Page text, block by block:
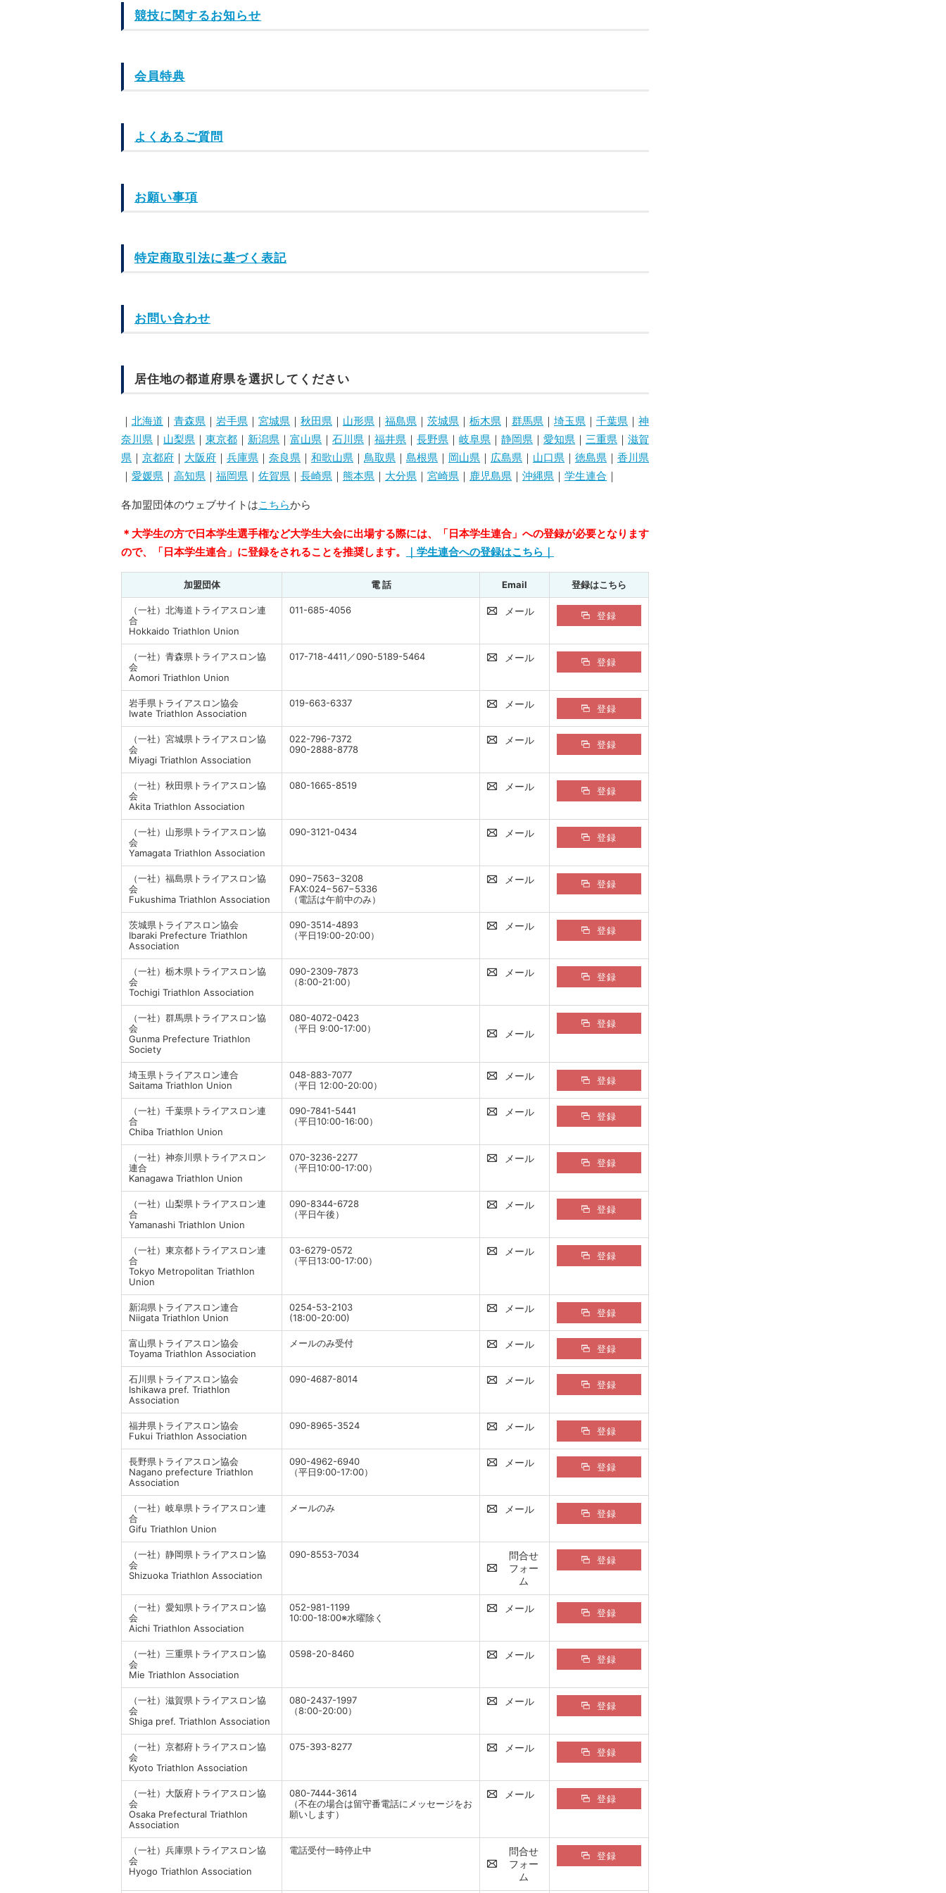
競技に関するお知らせ
会員特典
よくあるご質問
お願い事項
特定商取引法に基づく表記
お問い合わせ
居住地の都道府県を選択してください
｜ 北海道 ｜ 青森県 ｜ 岩手県 ｜ 宮城県 ｜ 秋田県 ｜ 山形県 ｜ 福島県 ｜ 茨城県 ｜ 栃木県 ｜ 群馬県 ｜ 埼玉県 ｜ 千葉県 ｜ 神
奈川県 ｜ 山梨県 ｜ 東京都 ｜ 新潟県 ｜ 富山県 ｜ 石川県 ｜ 福井県 ｜ 長野県 ｜ 岐阜県 ｜ 静岡県 ｜ 愛知県 ｜ 三重県 ｜ 滋賀
県 ｜ 京都府 ｜ 大阪府 ｜ 兵庫県 ｜ 奈良県 ｜ 和歌山県 ｜ 鳥取県 ｜ 島根県 ｜ 岡山県 ｜ 広島県 ｜ 山口県 ｜ 徳島県 ｜ 香川県
｜ 愛媛県 ｜ 高知県 ｜ 福岡県 ｜ 佐賀県 ｜ 長崎県 ｜ 熊本県 ｜ 大分県 ｜ 宮崎県 ｜ 鹿児島県 ｜ 沖縄県 ｜ 学生連合 ｜
各加盟団体のウェブサイトはこちらから
＊大学生の方で日本学生選手権など大学生大会に出場する際には、「日本学生連合」への登録が必要となります
ので、「日本学生連合」に登録をされることを推奨します。
｜学生連合への登録はこちら｜
加盟団体 電 話 Email 登録はこちら
（一社）北海道トライアスロン連
合
Hokkaido Triathlon Union
011-685-4056 メール 登録
（一社）青森県トライアスロン協
会
Aomori Triathlon Union
017-718-4411／090-5189-5464 メール 登録
岩手県トライアスロン協会
Iwate Triathlon Association
019-663-6337 メール 登録
（一社）宮城県トライアスロン協
会
Miyagi Triathlon Association
022-796-7372
090-2888-8778
メール 登録
（一社）秋田県トライアスロン協
会
Akita Triathlon Association
080-1665-8519 メール 登録
（一社）山形県トライアスロン協
会
Yamagata Triathlon Association
090-3121-0434 メール 登録
（一社）福島県トライアスロン協
会
Fukushima Triathlon Association
090−7563−3208
FAX:024−567−5336
（電話は午前中のみ）
メール 登録
茨城県トライアスロン協会
Ibaraki Prefecture Triathlon
Association
090-3514-4893
（平日19:00-20:00）
メール 登録
（一社）栃木県トライアスロン協
会
Tochigi Triathlon Association
090-2309-7873
（8:00-21:00）
メール 登録
（一社）群馬県トライアスロン協
会
Gunma Prefecture Triathlon
Society
080-4072-0423
（平日 9:00-17:00）
メール
登録
埼玉県トライアスロン連合
Saitama Triathlon Union
048-883-7077
（平日 12:00-20:00）
メール 登録
（一社）千葉県トライアスロン連
合
Chiba Triathlon Union
090-7841-5441
（平日10:00-16:00）
メール 登録
（一社）神奈川県トライアスロン
連合
Kanagawa Triathlon Union
070-3236-2277
（平日10:00-17:00）
メール 登録
（一社）山梨県トライアスロン連
合
Yamanashi Triathlon Union
090-8344-6728
（平日午後）
メール 登録
（一社）東京都トライアスロン連
合
Tokyo Metropolitan Triathlon
Union
03-6279-0572
（平日13:00-17:00）
メール 登録
新潟県トライアスロン連合
Niigata Triathlon Union
0254-53-2103
(18:00-20:00)
メール 登録
富山県トライアスロン協会
Toyama Triathlon Association
メールのみ受付 メール 登録
石川県トライアスロン協会
Ishikawa pref. Triathlon
Association
090-4687-8014 メール 登録
福井県トライアスロン協会
Fukui Triathlon Association
090-8965-3524 メール 登録
長野県トライアスロン協会
Nagano prefecture Triathlon
Association
090-4962-6940
（平日9:00-17:00）
メール 登録
（一社）岐阜県トライアスロン連
合
Gifu Triathlon Union
メールのみ メール 登録
（一社）静岡県トライアスロン協
会
Shizuoka Triathlon Association
090-8553-7034
問合せ
フォー
ム
登録
（一社）愛知県トライアスロン協
会
Aichi Triathlon Association
052-981-1199
10:00-18:00※水曜除く
メール 登録
（一社）三重県トライアスロン協
会
Mie Triathlon Association
0598-20-8460 メール 登録
（一社）滋賀県トライアスロン協
会
Shiga pref. Triathlon Association
080-2437-1997
（8:00-20:00）
メール 登録
（一社）京都府トライアスロン協
会
Kyoto Triathlon Association
075-393-8277 メール 登録
（一社）大阪府トライアスロン協
会
Osaka Prefectural Triathlon
Association
080-7444-3614
（不在の場合は留守番電話にメッセージをお
願いします）
メール 登録
（一社）兵庫県トライアスロン協
会
Hyogo Triathlon Association
電話受付一時停止中
問合せ
フォー
ム
登録